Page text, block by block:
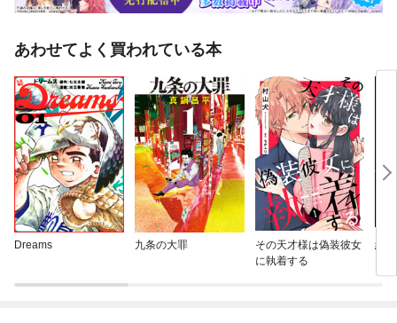
あわせてよく買われている本
Dreams 九条の大罪
その天才様は偽装彼女
に執着する
終